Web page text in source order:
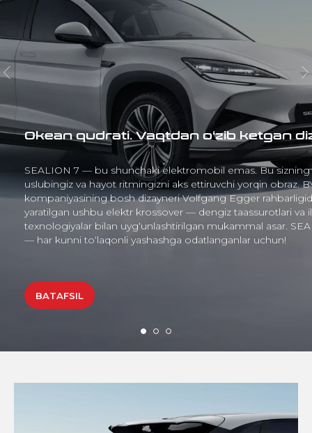
7
SEALION 7 ning old qismi OCEAN X dizayn
konsepsiyasida yaratilgan: avtomobilga o‘ziga xos
ishonch va yorqin ko‘rinish beradigan X-simon kuchli
tuzilma, past joylashgan kapot, fastbek uslubidagi
eslatadi. Ular nafislik va kuchni birlashtirgan siluetni
shakllantiradi.